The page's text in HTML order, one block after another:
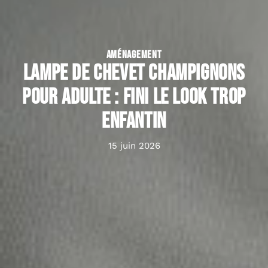
AMÉNAGEMENT
Lampe de Chevet champignons
pour adulte : fini le look trop
enfantin
15 juin 2026